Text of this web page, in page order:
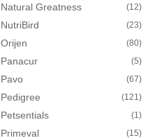
Natural Greatness (12)
NutriBird (23)
Orijen (80)
Panacur (5)
Pavo (67)
Pedigree (121)
Petsentials (1)
Primeval (15)